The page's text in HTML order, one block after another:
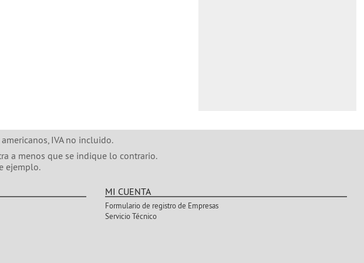
IVA no incluido.
a menos que se indique lo contrario.
ejemplo.
MI CUENTA
Formulario de registro de Empresas
Servicio Técnico